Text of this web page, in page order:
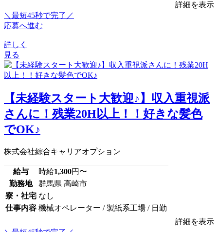
詳細を表示
＼最短45秒で完了／
応募へ進む
詳しく
見る
【未経験スタート大歓迎♪】収入重視派
さんに！残業20H以上！！好きな髪色
でOK♪
株式会社綜合キャリアオプション
給与 時給1,300円〜
勤務地
群馬県 高崎市
寮・社宅 なし
仕事内容 機械オペレーター / 製紙系工場 / 日勤
詳細を表示